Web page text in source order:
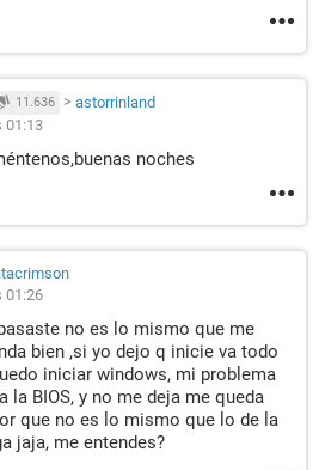
11.636 > astorrinland
01:13
noches
01:26
no es lo mismo que me
bien ,si yo dejo q inicie va todo
iniciar windows, mi problema
la BIOS, y no me deja me queda
que no es lo mismo que lo de la
jaja, me entendes?